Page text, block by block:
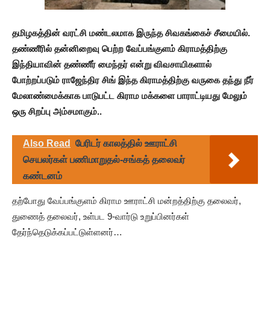
தமிழகத்தின் வரட்சி மண்டலமாக இருந்த சிவகங்கைச் சீமையில்.
தண்ணீரில் தன்னிறைவு பெற்ற வேப்பங்குளம் கிராமத்திற்கு
இந்தியாவின் தண்ணீர் மைந்தர் என்று விவசாயிகளால்
போற்றப்படும் ராஜேந்திர சிங் இந்த கிராமத்திற்கு வருகை தந்து நீர்
மேலாண்மைக்காக பாடுபட்ட கிராம மக்களை பாராட்டியது மேலும்
ஒரு சிறப்பு அம்சமாகும்..
Also Read
பேரிடர் காலத்தில் ஊராட்சி
செயலர்கள் பணிமாறுதல்-சங்கத் தலைவர்
கண்டனம்
தற்போது வேப்பங்குளம் கிராம ஊராட்சி மன்றத்திற்கு தலைவர்,
துணைத் தலைவர், உள்பட 9-வார்டு உறுப்பினர்கள்
தேர்ந்தெடுக்கப்பட்டுள்ளனர்…